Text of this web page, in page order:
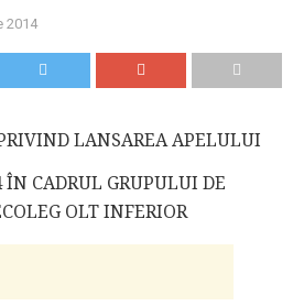
2014
LANSAREA APELULUI
ÎN CADRUL GRUPULUI DE
OLT INFERIOR